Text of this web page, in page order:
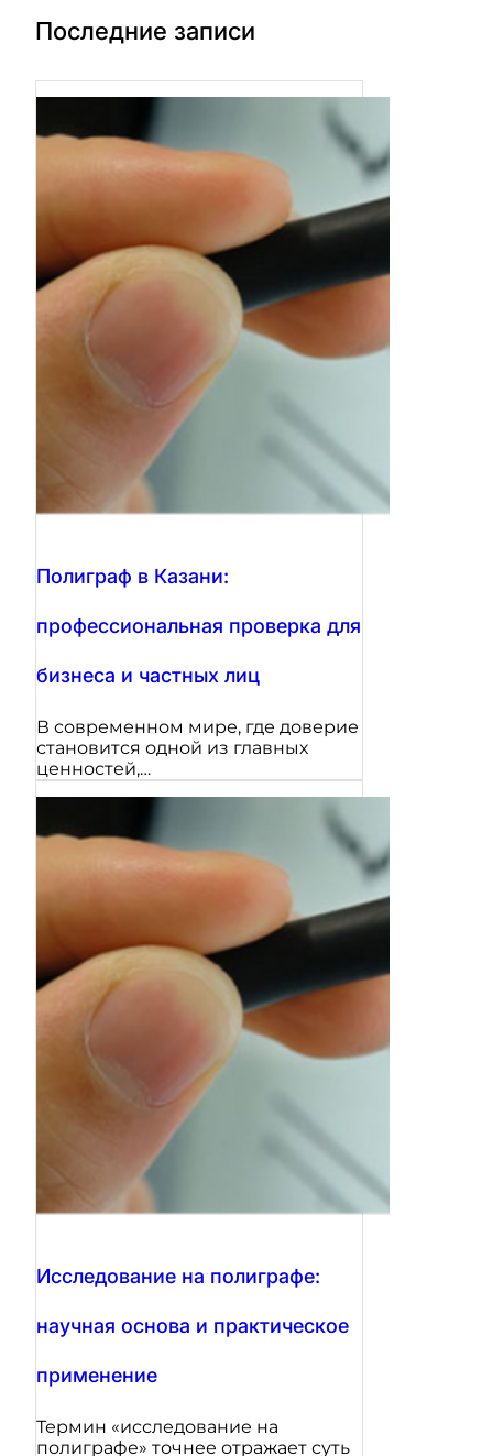
Последние записи
Полиграф в Казани:
профессиональная проверка для
бизнеса и частных лиц
В современном мире, где доверие
становится одной из главных
ценностей,…
Исследование на полиграфе:
научная основа и практическое
применение
Термин «исследование на
полиграфе» точнее отражает суть